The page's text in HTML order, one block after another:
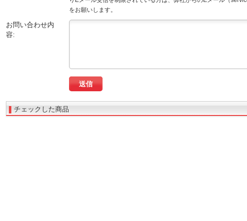
をお願いします。
お問い合わせ内
容:
チェックした商品